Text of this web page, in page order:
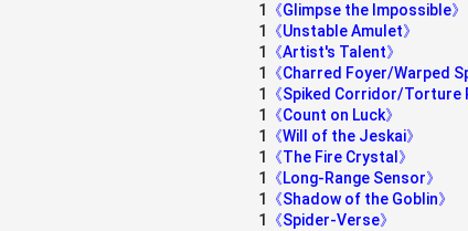
1
《Glimpse the Impossible》
1
《Unstable Amulet》
1
《Artist's Talent》
1
《Charred Foyer/Warped
1
《Spiked Corridor/Torture
1
《Count on Luck》
1
《Will of the Jeskai》
1
《The Fire Crystal》
1
《Long-Range Sensor》
1
《Shadow of the Goblin》
1
《Spider-Verse》